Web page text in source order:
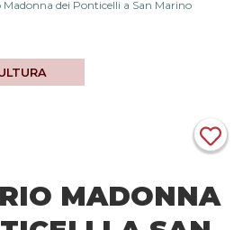
Madonna dei Ponticelli a San Marino
MADONNA